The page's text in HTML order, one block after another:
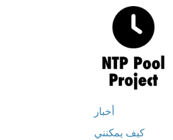
أخبار
كيف يمكنني